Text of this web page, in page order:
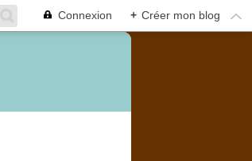
Connexion + Créer mon blog